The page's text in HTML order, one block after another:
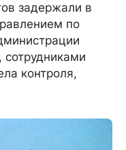
задержали в
по
контроля,